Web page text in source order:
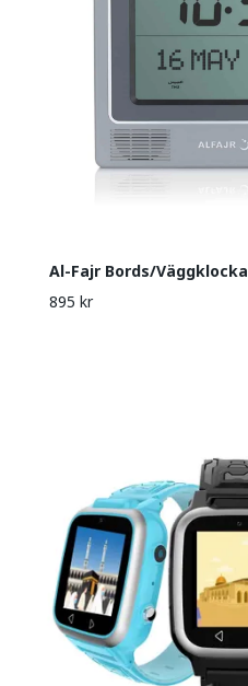
Al-Fajr Bords/Väggklocka
895 kr